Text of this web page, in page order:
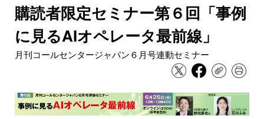
購読者限定セミナー第６回「事例
に見るAIオペレータ最前線」
月刊コールセンタージャパン６月号連動セミナー